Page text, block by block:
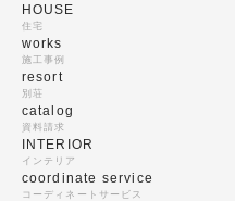
HOUSE
住宅
works
施工事例
resort
別荘
catalog
資料請求
INTERIOR
インテリア
coordinate service
コーディネートサービス